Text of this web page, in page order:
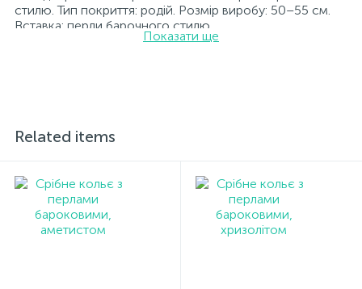
стилю. Тип покриття: родій. Розмір виробу: 50–55 см.
Вставка: перли барочного стилю.
Прикраси з родієм довше зберігають свій первісний
прикраси додається бирка із зазначенням усіх
кольорів екраном
Показати ще
Related items